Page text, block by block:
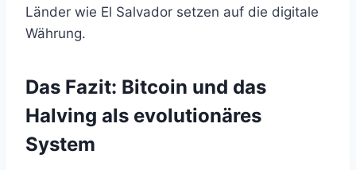
Länder wie El Salvador setzen auf die digitale
Währung.
Das Fazit: Bitcoin und das
Halving als evolutionäres
System